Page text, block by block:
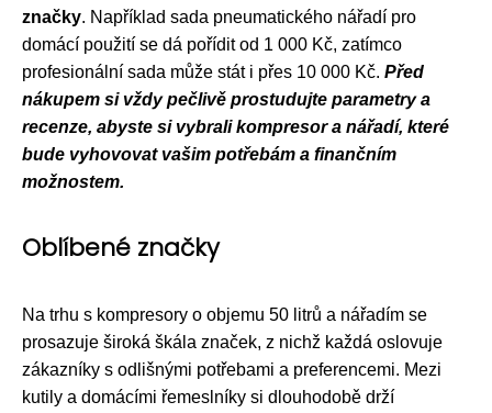
značky. Například sada pneumatického nářadí pro
domácí použití se dá pořídit od 1 000 Kč, zatímco
profesionální sada může stát i přes 10 000 Kč. Před
nákupem si vždy pečlivě prostudujte parametry a
recenze, abyste si vybrali kompresor a nářadí, které
bude vyhovovat vašim potřebám a finančním
možnostem.
Oblíbené značky
Na trhu s kompresory o objemu 50 litrů a nářadím se
prosazuje široká škála značek, z nichž každá oslovuje
zákazníky s odlišnými potřebami a preferencemi. Mezi
kutily a domácími řemeslníky si dlouhodobě drží